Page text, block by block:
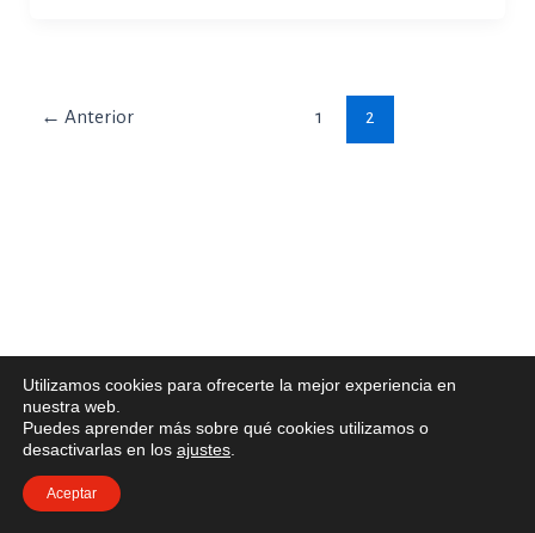
← Anterior 1 2
Utilizamos cookies para ofrecerte la mejor experiencia en
nuestra web.
Puedes aprender más sobre qué cookies utilizamos o
desactivarlas en los ajustes
Aceptar